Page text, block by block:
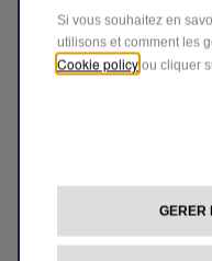
EN SAVOIR PLUS
Si vous souhaitez en
utilisons et comment les
Cookie policy ou cliquer